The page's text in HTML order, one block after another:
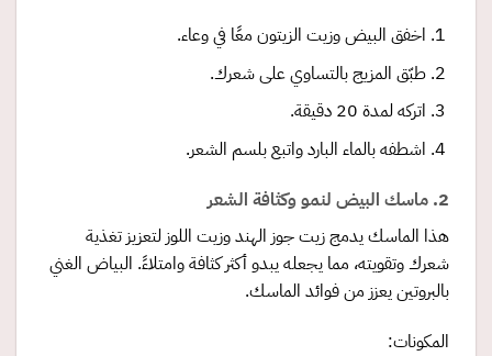
اخفق البيض وزيت الزيتون معًا في وعاء.
طبّق المزيج بالتساوي على شعرك.
اتركه لمدة 20 دقيقة.
اشطفه بالماء البارد واتبع بلسم الشعر.
2. ماسك البيض لنمو وكثافة الشعر
هذا الماسك يدمج زيت جوز الهند وزيت اللوز لتعزيز تغذية
شعرك وتقويته، مما يجعله يبدو أكثر كثافة وامتلاءً. البياض الغني
بالبروتين يعزز من فوائد الماسك.
المكونات: